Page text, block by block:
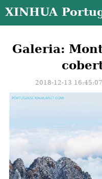
XINHUA
Galeria:
2018-12-13